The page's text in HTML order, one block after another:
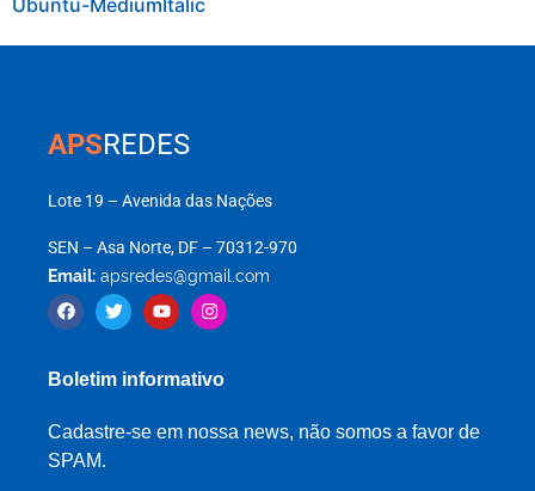
Ubuntu-MediumItalic
APSREDES
Lote 19 – Avenida das Nações
SEN – Asa Norte, DF – 70312-970
Email: apsredes@gmail.com
Boletim informativo
Cadastre-se em nossa news, não somos a favor de
SPAM.